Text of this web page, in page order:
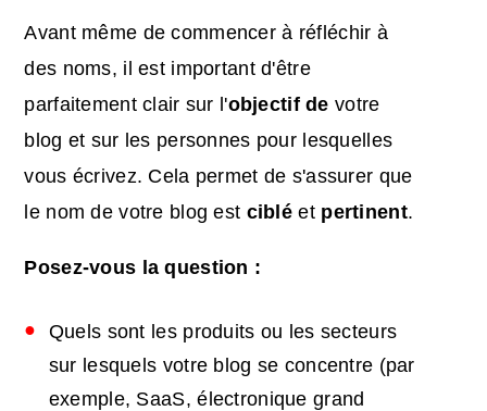
Avant même de commencer à réfléchir à
des noms, il est important d'être
parfaitement clair sur l'objectif de votre
blog et sur les personnes pour lesquelles
vous écrivez. Cela permet de s'assurer que
le nom de votre blog est ciblé et pertinent.
Posez-vous la question :
Quels sont les produits ou les secteurs
sur lesquels votre blog se concentre (par
exemple, SaaS, électronique grand